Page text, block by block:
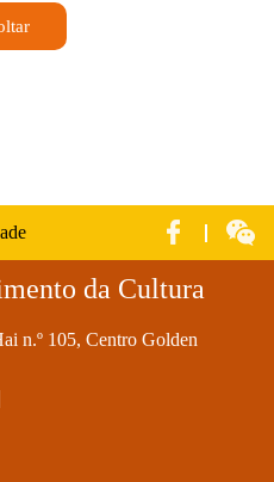
da Cultura
n.º 105, Centro Golden